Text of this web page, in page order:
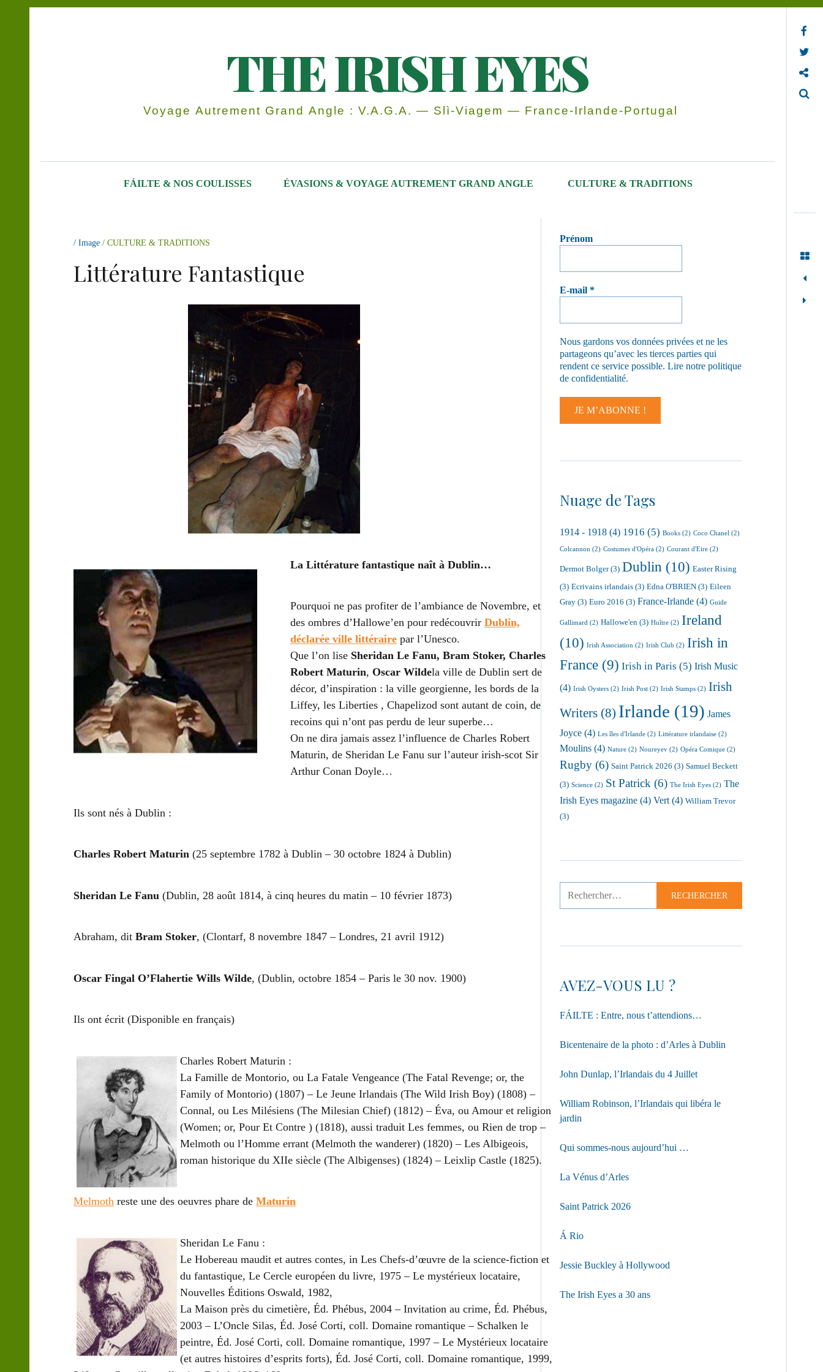
THE IRISH EYES
Voyage Autrement Grand Angle : V.A.G.A. — Slì-Viagem — France-Irlande-Portugal
FÁILTE & NOS COULISSES ÉVASIONS & VOYAGE AUTREMENT GRAND ANGLE CULTURE & TRADITIONS
Image CULTURE & TRADITIONS
Littérature Fantastique
La Littérature fantastique naît à Dublin…
Pourquoi ne pas profiter de l’ambiance de Novembre, et
des ombres d’Hallowe’en pour redécouvrir Dublin,
déclarée ville littéraire par l’Unesco.
Que l’on lise Sheridan Le Fanu, Bram Stoker, Charles
Robert Maturin, Oscar Wildela ville de Dublin sert de
décor, d’inspiration : la ville georgienne, les bords de la
Liffey, les Liberties , Chapelizod sont autant de coin, de
recoins qui n’ont pas perdu de leur superbe…
On ne dira jamais assez l’influence de Charles Robert
Maturin, de Sheridan Le Fanu sur l’auteur irish-scot Sir
Arthur Conan Doyle…
Ils sont nés à Dublin :
Charles Robert Maturin (25 septembre 1782 à Dublin – 30 octobre 1824 à Dublin)
Sheridan Le Fanu (Dublin, 28 août 1814, à cinq heures du matin – 10 février 1873)
Abraham, dit Bram Stoker, (Clontarf, 8 novembre 1847 – Londres, 21 avril 1912)
Oscar Fingal O’Flahertie Wills Wilde, (Dublin, octobre 1854 – Paris le 30 nov. 1900)
Ils ont écrit (Disponible en français)
Charles Robert Maturin :
La Famille de Montorio, ou La Fatale Vengeance (The Fatal Revenge; or, the
Family of Montorio) (1807) – Le Jeune Irlandais (The Wild Irish Boy) (1808) –
Connal, ou Les Milésiens (The Milesian Chief) (1812) – Éva, ou Amour et religion
(Women; or, Pour Et Contre ) (1818), aussi traduit Les femmes, ou Rien de trop –
Melmoth ou l’Homme errant (Melmoth the wanderer) (1820) – Les Albigeois,
roman historique du XIIe siècle (The Albigenses) (1824) – Leixlip Castle (1825).
Melmoth reste une des oeuvres phare de Maturin
Sheridan Le Fanu :
Le Hobereau maudit et autres contes, in Les Chefs-d’œuvre de la science-fiction et
du fantastique, Le Cercle européen du livre, 1975 – Le mystérieux locataire,
Nouvelles Éditions Oswald, 1982,
La Maison près du cimetière, Éd. Phébus, 2004 – Invitation au crime, Éd. Phébus,
2003 – L’Oncle Silas, Éd. José Corti, coll. Domaine romantique – Schalken le
peintre, Éd. José Corti, coll. Domaine romantique, 1997 – Le Mystérieux locataire
(et autres histoires d’esprits forts), Éd. José Corti, coll. Domaine romantique, 1999,
Prénom
E-mail*
Nous gardons vos données privées et ne les
partageons qu’avec les tierces parties qui
rendent ce service possible.Lire notre politique
de confidentialité.
Nuage de Tags
1914 - 1918 (4) 1916 (5) Books (2) Coco Chanel (2)
Colcannon (2) Costumes d'Opéra (2) Courant d'Eire (2)
Dermot Bolger(3) Dublin (10) Easter Rising
(3) Ecrivains irlandais (3) Edna O'BRIEN (3) Eileen
Gray (3) Euro 2016 (3) France-Irlande (4) Guide
Gallimard (2) Hallowe'en (3) Huître (2) Ireland
(10) Irish Association (2) Irish Club (2) Irish in
France (9) Irish in Paris (5) Irish Music
(4) Irish Oysters (2) Irish Post (2) Irish Stamps (2) Irish
Writers (8) Irlande (19) James
Joyce (4) Les îles d'Irlande (2) Littérature irlandaise (2)
Moulins (4) Nature (2) Noureyev (2) Opéra Comique (2)
Rugby (6) Saint Patrick 2026 (3) Samuel Beckett
(3) Science (2) St Patrick (6) The Irish Eyes (2) The
Irish Eyes magazine (4) Vert (4) William Trevor
(3)
AVEZ-VOUS LU ?
FÁILTE : Entre, nous t’attendions…
Bicentenaire de la photo : d’Arles à Dublin
John Dunlap, l’Irlandais du 4 Juillet
William Robinson, l’Irlandais qui libéra le
jardin
Qui sommes-nous aujourd’hui …
La Vénus d’Arles
Saint Patrick 2026
Á Rio
Jessie Buckley à Hollywood
The Irish Eyes a 30 ans